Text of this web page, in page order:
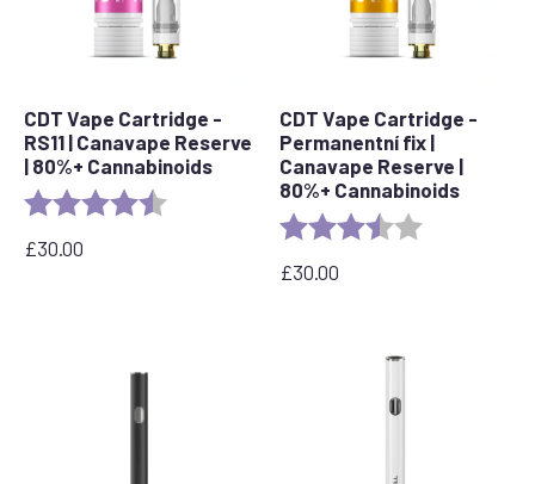
CDT Vape Cartridge -
RS11 | Canavape Reserve
| 80%+ Cannabinoids
Rating: 4.7 out of 5 stars
£30.00
CDT Vape Cartridge -
Permanentní fix |
Canavape Reserve |
80%+ Cannabinoids
Rating:
£30.00